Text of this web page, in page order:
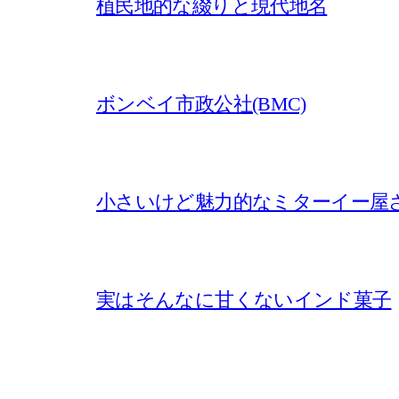
植民地的な綴りと現代地名
ボンベイ市政公社(BMC)
小さいけど魅力的なミターイー屋
実はそんなに甘くないインド菓子